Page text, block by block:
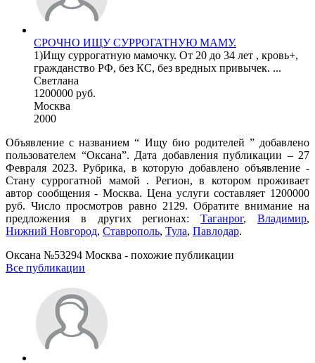
СРОЧНО ИЩУ СУРРОГАТНУЮ МАМУ.
1)Ищу суррогатную мамочку. От 20 до 34 лет , кровь+,
гражданство РФ, без КС, без вредных привычек. ...
Светлана
1200000 руб.
Москва
2000
Объявление с названием “ Ищу био родителей ” добавлено
пользователем “Оксана”. Дата добавления публикации – 27
Февраля 2023. Рубрика, в которую добавлено объявление -
Cтану суррогатной мамой . Регион, в котором проживает
автор сообщения - Москва. Цена услуги составляет 1200000
руб. Число просмотров равно 2129. Обратите внимание на
предложения в других регионах:Таганрог,Владимир,
Нижний Новгород, Ставрополь, Тула, Павлодар.
Оксана №53294 Москва - похожие публикации
Все публикации